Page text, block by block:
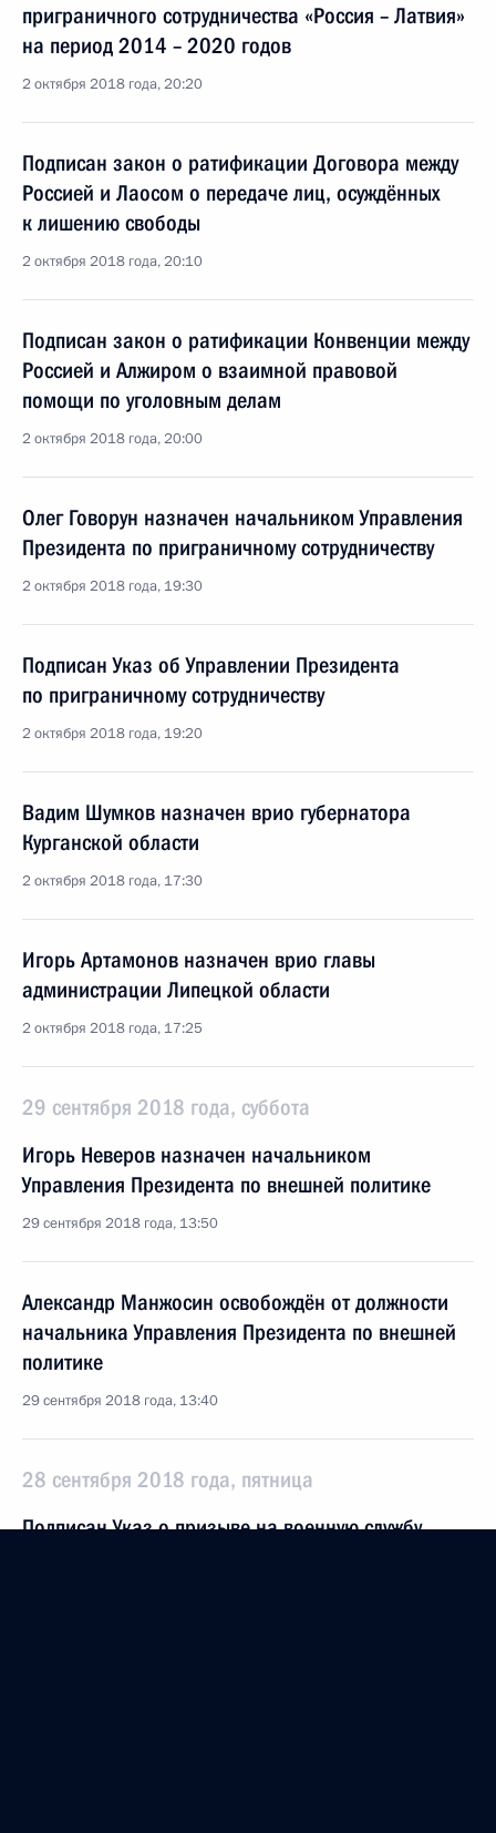
приграничного сотрудничества «Россия – Латвия»
на период 2014 – 2020 годов
2 октября 2018 года, 20:20
Подписан закон о ратификации Договора между
Россией и Лаосом о передаче лиц, осуждённых
к лишению свободы
2 октября 2018 года, 20:10
Подписан закон о ратификации Конвенции между
Россией и Алжиром о взаимной правовой
помощи по уголовным делам
2 октября 2018 года, 20:00
Олег Говорун назначен начальником Управления
Президента по приграничному сотрудничеству
2 октября 2018 года, 19:30
Подписан Указ об Управлении Президента
по приграничному сотрудничеству
2 октября 2018 года, 19:20
Вадим Шумков назначен врио губернатора
Курганской области
2 октября 2018 года, 17:30
Игорь Артамонов назначен врио главы
администрации Липецкой области
2 октября 2018 года, 17:25
29 сентября 2018 года, суббота
Игорь Неверов назначен начальником
Управления Президента по внешней политике
29 сентября 2018 года, 13:50
Александр Манжосин освобождён от должности
начальника Управления Президента по внешней
политике
29 сентября 2018 года, 13:40
28 сентября 2018 года, пятница
Подписан Указ о призыве на военную службу